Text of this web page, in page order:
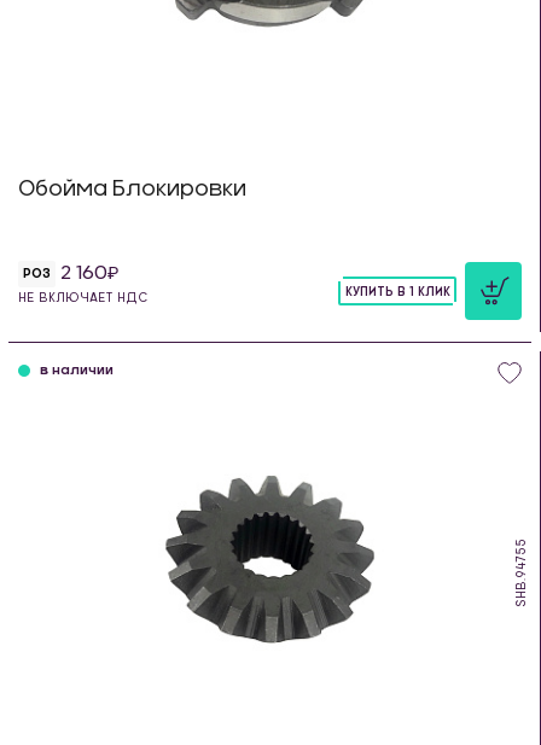
Обойма Блокировки
РОЗ 2 160
НЕ ВКЛЮЧАЕТ НДС
КУПИТЬ В 1 КЛИК
SHB.94755
в наличии